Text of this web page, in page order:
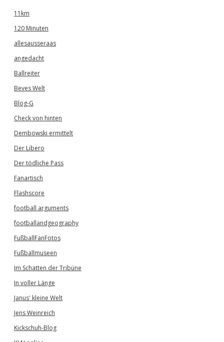
11km
120 Minuten
allesausseraas
angedacht
Ballreiter
Beves Welt
Blog-G
Check von hinten
Dembowski ermittelt
Der Libero
Der tödliche Pass
Fanartisch
Flashscore
football arguments
footballandgeography
FußballFanFotos
Fußballmuseen
Im Schatten der Tribüne
In voller Länge
Janus' kleine Welt
Jens Weinreich
Kickschuh-Blog